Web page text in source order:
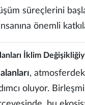
süreçlerini
önemli
İklim
,
oluyor.